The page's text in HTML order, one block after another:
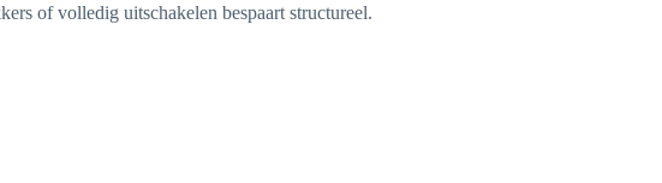
of volledig uitschakelen bespaart structureel.